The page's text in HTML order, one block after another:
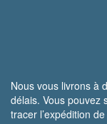
Nous vous livrons à
délais. Vous pouvez
tracer l’expédition